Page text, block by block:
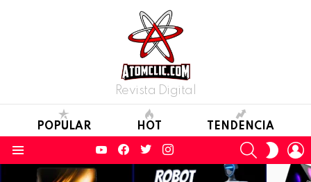
Revista Digital
POPULAR HOT TENDENCIA
YouTubeFacebook
TwitterInstagram SEARCH
SKIN